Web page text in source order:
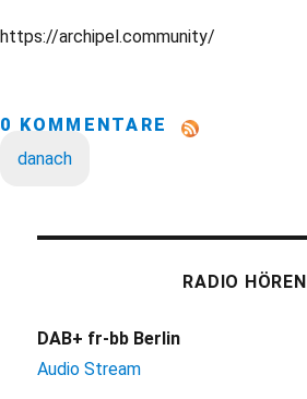
https://archipel.community/
0 KOMMENTARE
danach
RADIO HÖREN
DAB+ fr-bb Berlin
Audio Stream